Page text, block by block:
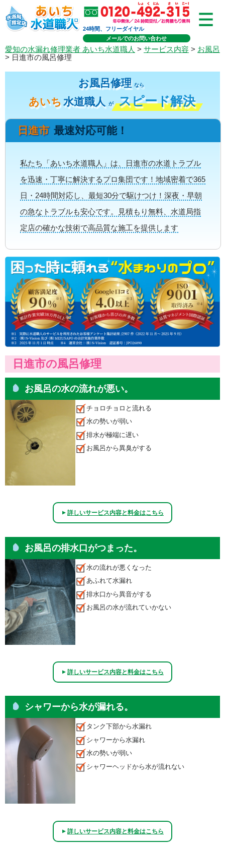
24時間、フリーダイヤル
メールでのお問い合わせ
愛知の水漏れ修理業者 あいち水道職人 > サービス内容 > お風呂
> 日進市の風呂修理
お風呂修理 なら
あいち水道職人 が スピード解決
日進市 最速対応可能！
私たち「あいち水道職人」は、日進市の水道トラブル
を迅速・丁寧に解決するプロ集団です！地域密着で365
日・24時間対応し、最短30分で駆けつけ！深夜・早朝
の急なトラブルも安心です。見積もり無料、水道局指
定店の確かな技術で高品質な施工を提供します
日進市の風呂修理
お風呂の水の流れが悪い。
チョロチョロと流れる
水の勢いが弱い
排水が極端に遅い
お風呂から異臭がする
▲詳しいサービス内容と料金はこちら
お風呂の排水口がつまった。
水の流れが悪くなった
あふれて水漏れ
排水口から異音がする
お風呂の水が流れていかない
▲詳しいサービス内容と料金はこちら
シャワーから水が漏れる。
タンク下部から水漏れ
シャワーから水漏れ
水の勢いが弱い
シャワーヘッドから水が流れない
▲詳しいサービス内容と料金はこちら